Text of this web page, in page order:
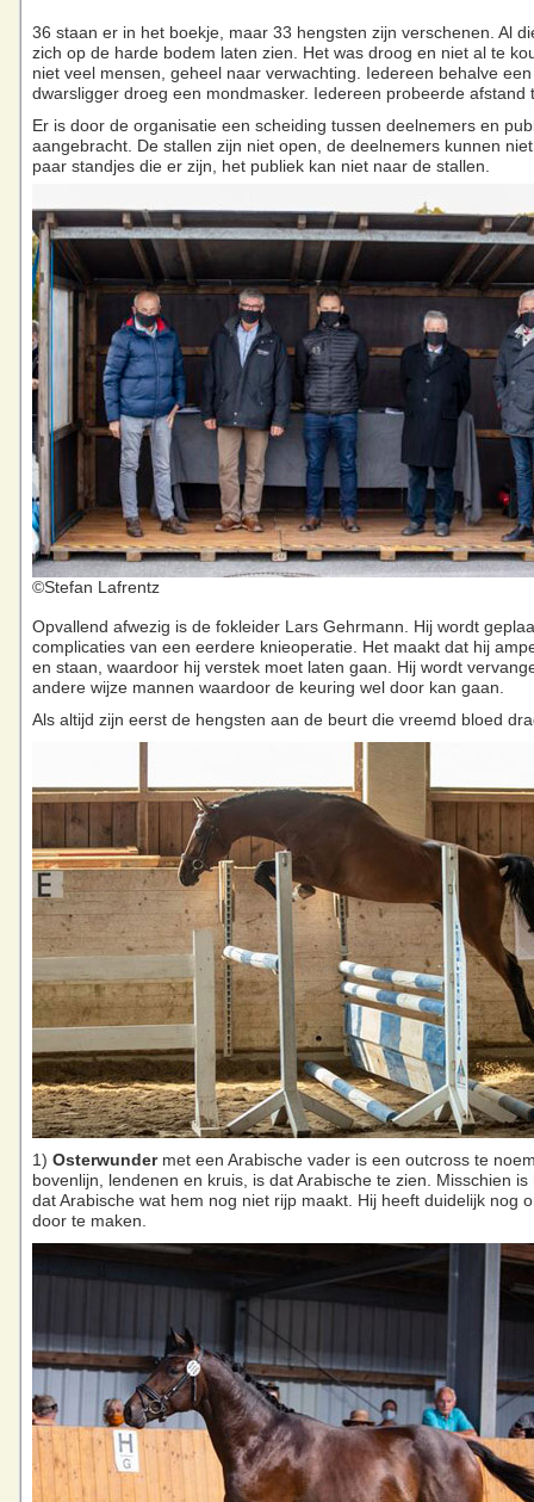
36 staan er in het boekje, maar 33 hengsten zijn verschenen. Al
zich op de harde bodem laten zien. Het was droog en niet al te
niet veel mensen, geheel naar verwachting. Iedereen behalve
dwarsligger droeg een mondmasker. Iedereen probeerde afstand
Er is door de organisatie een scheiding tussen deelnemers en
aangebracht. De stallen zijn niet open, de deelnemers kunnen
paar standjes die er zijn, het publiek kan niet naar de stallen.
©Stefan Lafrentz
Opvallend afwezig is de fokleider Lars Gehrmann. Hij wordt
complicaties van een eerdere knieoperatie. Het maakt dat hij
en staan, waardoor hij verstek moet laten gaan. Hij wordt
andere wijze mannen waardoor de keuring wel door kan gaan.
Als altijd zijn eerst de hengsten aan de beurt die vreemd bloed
1) Osterwundermet een Arabische vader is een outcross te
bovenlijn, lendenen en kruis, is dat Arabische te zien. Misschien is
dat Arabische wat hem nog niet rijp maakt. Hij heeft duidelijk nog
door te maken.